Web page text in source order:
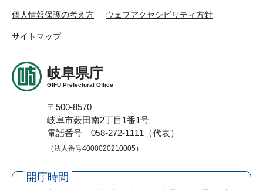
個人情報保護の考え方 ウェブアクセシビリティ方針
サイトマップ
岐阜県庁
GIFU Prefectural Office
〒500-8570
岐阜市薮田南2丁目1番1号
電話番号 058-272-1111（代表）
（法人番号4000020210005）
開庁時間